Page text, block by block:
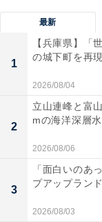
最新
1
【兵庫県】「
の城下町を再
2026/08/04
2
立山連峰と富
mの海洋深層
2026/08/06
3
「面白いのあ
プアップラン
2026/08/03